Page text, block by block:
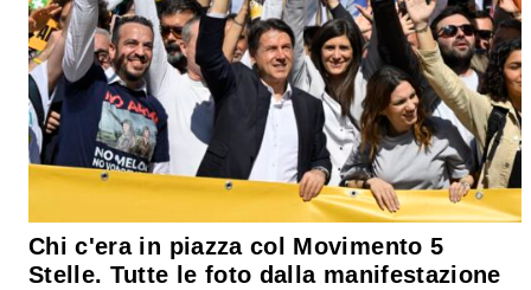
Chi c'era in piazza col Movimento 5
Stelle. Tutte le foto dalla manifestazione